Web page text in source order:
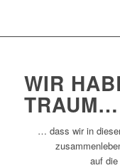
WIR
TRAUM…
… dass wir in
auf